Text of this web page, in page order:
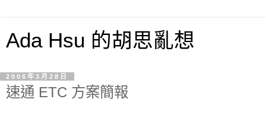
Ada Hsu 的胡思亂想
2006年3月28日
速通 ETC 方案簡報